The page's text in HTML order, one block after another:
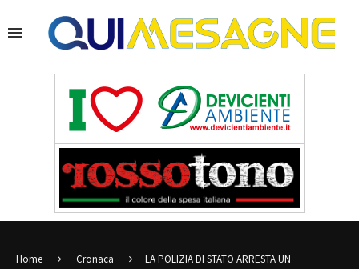
Home Cronaca
LA POLIZIA DI STATO ARRESTA UN